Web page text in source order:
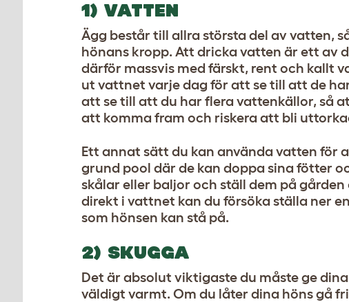
1) VATTEN
Ägg består till allra största del av vatten,
hönans kropp. Att dricka vatten är ett av
därför massvis med färskt, rent och kallt
ut vattnet varje dag för att se till att de
att se till att du har flera vattenkällor, så
att komma fram och riskera att bli
Ett annat sätt du kan använda vatten för
grund pool där de kan doppa sina fötter
skålar eller baljor och ställ dem på
direkt i vattnet kan du försöka ställa ner
som hönsen kan stå på.
2) SKUGGA
Det är absolut viktigaste du måste ge
väldigt varmt. Om du låter dina höns gå